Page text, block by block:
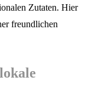
Zutaten. Hier
freundlichen